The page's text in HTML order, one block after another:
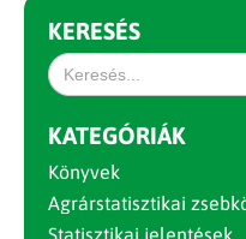
KERESÉS
Search
for:
KATEGÓRIÁK
Könyvek
Agrárstatisztikai
Statisztikai jelentések